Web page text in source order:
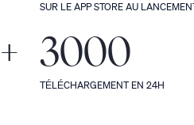
SUR LE APP STORE AU LANCEMENT
+ 3000
TÉLÉCHARGEMENT EN 24H